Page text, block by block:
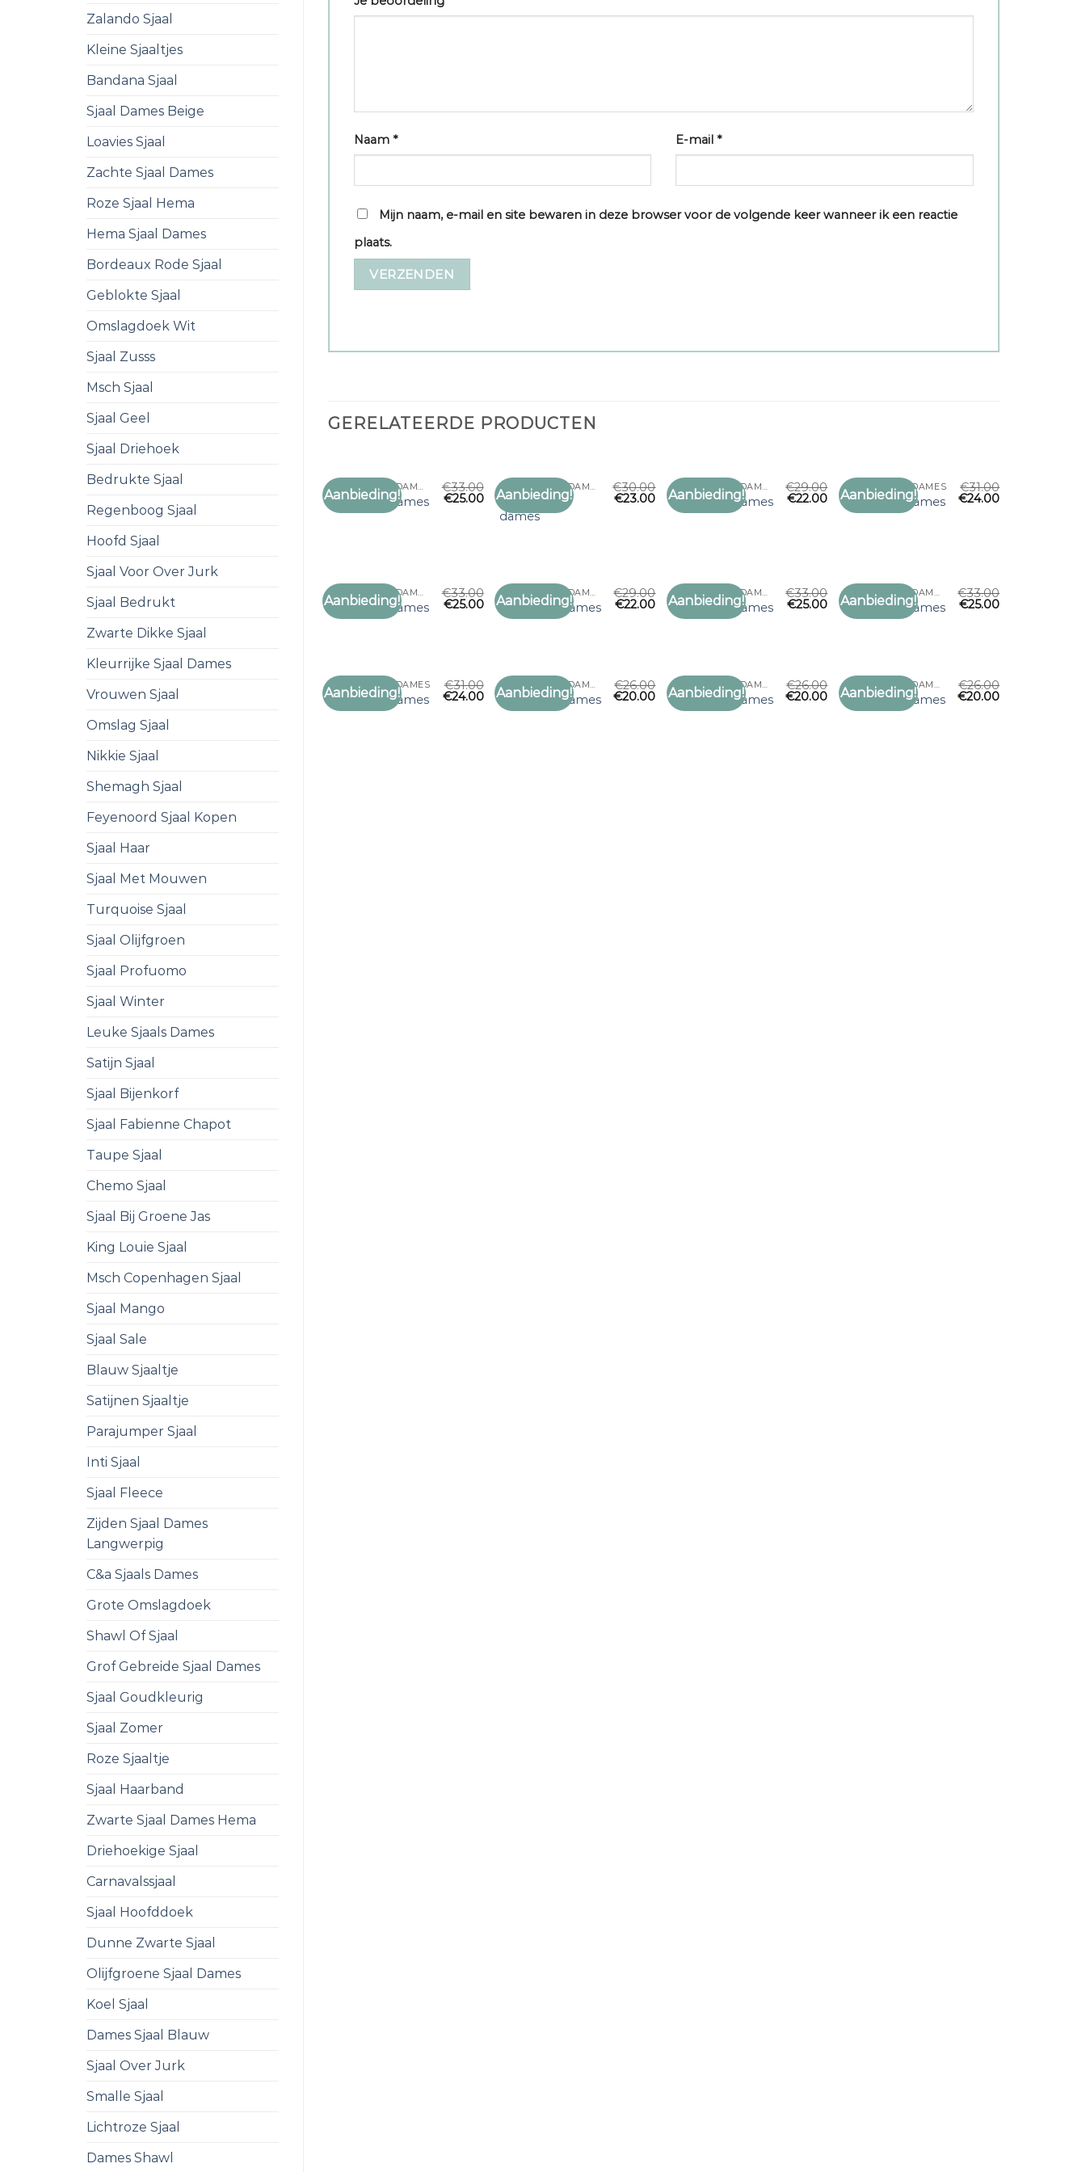
Zalando Sjaal
Kleine Sjaaltjes
Bandana Sjaal
Sjaal Dames Beige
Loavies Sjaal
Zachte Sjaal Dames
Roze Sjaal Hema
Hema Sjaal Dames
Bordeaux Rode Sjaal
Geblokte Sjaal
Omslagdoek Wit
Sjaal Zusss
Msch Sjaal
Sjaal Geel
Sjaal Driehoek
Bedrukte Sjaal
Regenboog Sjaal
Hoofd Sjaal
Sjaal Voor Over Jurk
Sjaal Bedrukt
Zwarte Dikke Sjaal
Kleurrijke Sjaal Dames
Vrouwen Sjaal
Omslag Sjaal
Nikkie Sjaal
Shemagh Sjaal
Feyenoord Sjaal Kopen
Sjaal Haar
Sjaal Met Mouwen
Turquoise Sjaal
Sjaal Olijfgroen
Sjaal Profuomo
Sjaal Winter
Leuke Sjaals Dames
Satijn Sjaal
Sjaal Bijenkorf
Sjaal Fabienne Chapot
Taupe Sjaal
Chemo Sjaal
Sjaal Bij Groene Jas
King Louie Sjaal
Msch Copenhagen Sjaal
Sjaal Mango
Sjaal Sale
Blauw Sjaaltje
Satijnen Sjaaltje
Parajumper Sjaal
Inti Sjaal
Sjaal Fleece
Zijden Sjaal Dames
Langwerpig
C&a Sjaals Dames
Grote Omslagdoek
Shawl Of Sjaal
Grof Gebreide Sjaal Dames
Sjaal Goudkleurig
Sjaal Zomer
Roze Sjaaltje
Sjaal Haarband
Zwarte Sjaal Dames Hema
Driehoekige Sjaal
Carnavalssjaal
Sjaal Hoofddoek
Dunne Zwarte Sjaal
Olijfgroene Sjaal Dames
Koel Sjaal
Dames Sjaal Blauw
Sjaal Over Jurk
Smalle Sjaal
Lichtroze Sjaal
Dames Shawl
Naam * E-mail*
Mijn naam, e-mail en site bewaren in deze browser voor de volgende keer wanneer ik een reactie
plaats.
GERELATEERDE PRODUCTEN
Aanbieding!
Toevoegen
SJAAL BARTS DAMES
sjaal barts dames
€33.00
€25.00 Aanbieding!
Toevoegen
SJAAL BARTS DAMES
sjaal barts
dames
€30.00
€23.00 Aanbieding!
Toevoegen
SJAAL BARTS DAMES
sjaal barts dames
€29.00
€22.00 Aanbieding!
Toevoegen
SJAAL BARTS DAMES
sjaal barts dames
€31.00
€24.00
Aanbieding!
Toevoegen
SJAAL BARTS DAMES
sjaal barts dames
€33.00
€25.00 Aanbieding!
Toevoegen
SJAAL BARTS DAMES
sjaal barts dames
€29.00
€22.00 Aanbieding!
Toevoegen
SJAAL BARTS DAMES
sjaal barts dames
€33.00
€25.00 Aanbieding!
Toevoegen
SJAAL BARTS DAMES
sjaal barts dames
€33.00
€25.00
Aanbieding!
Toevoegen
SJAAL BARTS DAMES
sjaal barts dames
€31.00
€24.00 Aanbieding!
Toevoegen
SJAAL BARTS DAMES
sjaal barts dames
€26.00
€20.00 Aanbieding!
Toevoegen
SJAAL BARTS DAMES
sjaal barts dames
€26.00
€20.00 Aanbieding!
Toevoegen
SJAAL BARTS DAMES
sjaal barts dames
€26.00
€20.00